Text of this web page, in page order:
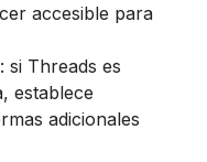
accesible para
: si Threads es
establece
adicionales